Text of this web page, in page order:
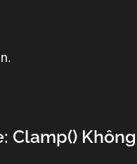
Clamp()